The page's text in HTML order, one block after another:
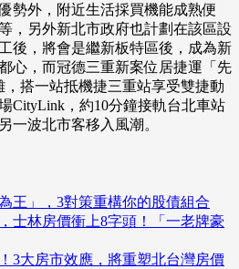
勢外，附近生活採買機能成熟便
，另外新北市政府也計劃在該區設
後，將會是繼新板特區後，成為新
心，而冠德三重新案位居捷運「先
搭一站抵機捷三重站享受雙捷動
CityLink，約10分鐘接軌台北車站
一波北市客移入風潮。
王」，3對策重構你的股債組合
士林房價衝上8字頭！「一老牌豪
3大房市效應，將重塑北台灣房價